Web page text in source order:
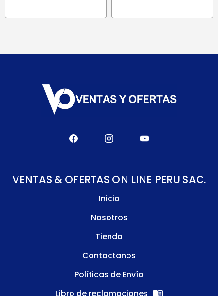
VENTAS & OFERTAS ON LINE PERU SAC.
Inicio
Nosotros
Tienda
Contactanos
Políticas de Envío
Libro de reclamaciones